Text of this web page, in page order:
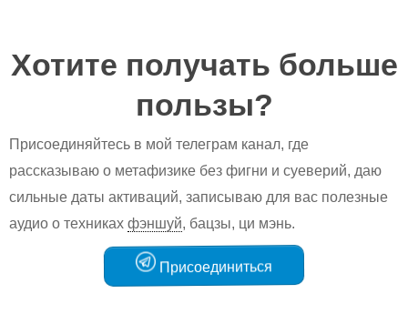
Хотите получать больше
пользы?
Присоединяйтесь в мой телеграм канал, где
рассказываю о метафизике без фигни и суеверий, даю
сильные даты активаций, записываю для вас полезные
аудио о техникахфэншуй, бацзы, ци мэнь.
Присоединиться